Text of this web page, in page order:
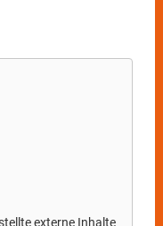
als Produzentin
ihr Publikum
und
externe Inhalte